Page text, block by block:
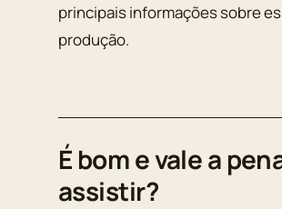
principais informações sobre
produção.
É bom e vale a
assistir?